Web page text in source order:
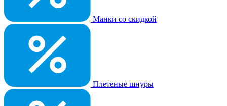
Манки со скидкой
Плетеные шнуры